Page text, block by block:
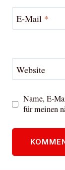
E-Mail *
Website
Name, E-
für meinen